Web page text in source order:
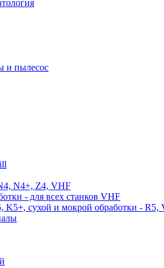
и пылесос
N4+, Z4, VHF
- для всех станков VHF
K5+, сухой и мокрой обработки - R5,